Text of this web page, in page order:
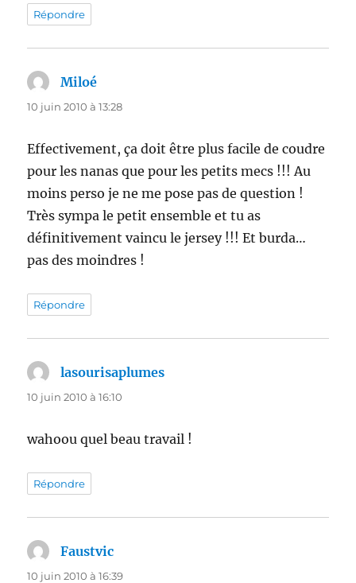
Répondre
Miloé
10 juin 2010 à 13:28
Effectivement, ça doit être plus facile de coudre
pour les nanas que pour les petits mecs !!! Au
moins perso je ne me pose pas de question !
Très sympa le petit ensemble et tu as
définitivement vaincu le jersey !!! Et burda…
pas des moindres !
Répondre
lasourisaplumes
10 juin 2010 à 16:10
wahoou quel beau travail !
Répondre
Faustvic
10 juin 2010 à 16:39